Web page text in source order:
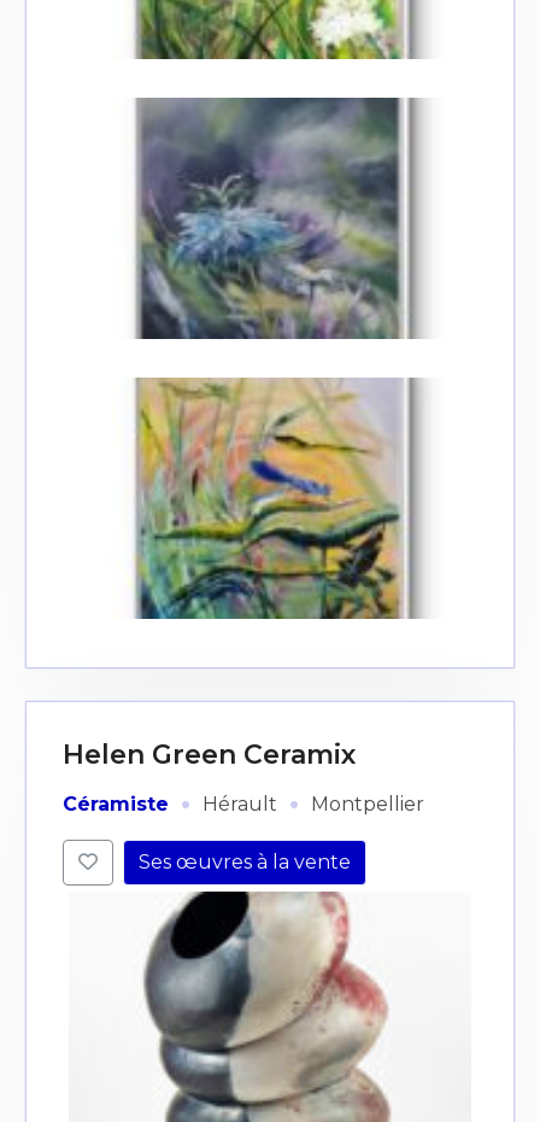
Statut / Organisation
J'accepte lestermes et conditions
* Champ obligatoire
Adresse email*
Statut / Organisation
J'accepte lestermes et conditions
Helen Green Ceramix
Céramiste · Hérault · Montpellier
Ses œuvres à la vente